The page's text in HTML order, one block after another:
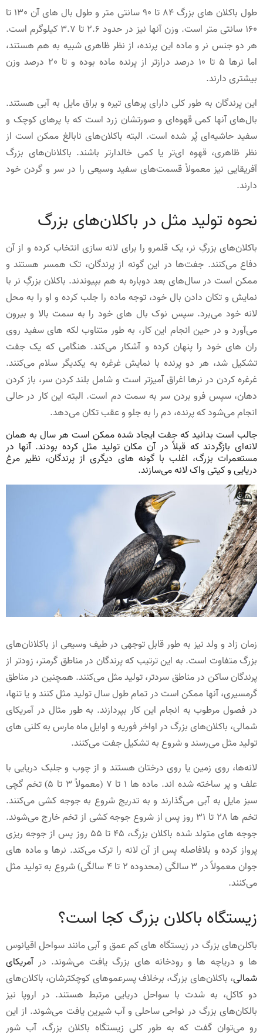
طول باکلان های بزرگ 84 تا 90 سانتی متر و طول بال های آن 130 تا
160 سانتی متر است. وزن آنها نیز در حدود 2.6 تا 3.7 کیلوگرم است.
هر دو جنس نر و ماده این پرنده، از نظر ظاهری شبیه به هم هستند،
اما نرها 5 تا 10 درصد درازتر از پرنده ماده بوده و تا 20 درصد وزن
بیشتری دارند.
این پرندگان به طور کلی دارای پرهای تیره و براق مایل به آبی هستند.
بال‌های آنها کمی قهوه‌ای و صورتشان زرد است که با پرهای کوچک و
سفید حاشیه‌ای پُر شده است. البته باکلان‌های نابالغ ممکن است از
نظر ظاهری، قهوه ای‌تر یا کمی خالدارتر باشند. باکلانان‌های بزرگ
آفریقایی نیز معمولاً قسمت‌های سفید وسیعی را در سر و گردن خود
دارند.
نحوه تولید مثل در باکلان‌های بزرگ
باکلان‌های بزرگِ نر، یک قلمرو را برای لانه سازی انتخاب کرده و از آن
دفاع می‌کنند. جفت‌ها در این گونه از پرندگان، تک ‌همسر هستند و
ممکن است در سال‌های بعد دوباره به هم بپیوندند. باکلان بزرگِ نر با
نمایش و تکان دادن بال خود، توجه ماده را جلب کرده و او را به محل
لانه خود می‌برد. سپس نوک بال های خود را به سمت بالا و بیرون
می‌آورد و در حین انجام این کار، به طور متناوب لکه های سفید روی
ران های خود را پنهان کرده و آشکار می‌کند. هنگامی که یک جفت
تشکیل شد، هر دو پرنده با نمایش غرغره به یکدیگر سلام می‌کنند.
غرغره کردن در نرها اغراق آمیزتر است و شامل بلند کردن سر، باز کردن
دهان، سپس فرو بردن سر به سمت دم است. البته این کار در حالی
انجام می‌شود که پرنده، دم را به جلو و عقب تکان می‌دهد.
جالب است بدانید که جفت ایجاد شده ممکن است هر سال به همان
لانه‌ای بازگردند که قبلاً در آن مکان تولید مثل کرده بودند. آنها در
مستعمرات بزرگ، اغلب با گونه های دیگری از پرندگان، نظیر مرغ
دریایی و کیتی واک لانه می‌سازند.
زمان زاد و ولد نیز به طور قابل توجهی در طیف وسیعی از باکلانان‌های
بزرگ متفاوت است. به این ترتیب که پرندگان در مناطق گرمتر، زودتر از
پرندگان ساکن در مناطق سردتر، تولید مثل می‌کنند. همچنین در مناطق
گرمسیری، آنها ممکن است در تمام طول سال تولید مثل کنند و یا تنها،
در فصول مرطوب به انجام این کار بپردازند. به طور مثال در آمریکای
شمالی، باکلان‌های بزرگ در اواخر فوریه و اوایل ماه مارس به کلنی های
تولید مثل می‌رسند و شروع به تشکیل جفت می‌کنند.
لانه‌ها، روی زمین یا روی درختان هستند و از چوب و جلبک دریایی با
علف و پر ساخته شده اند. ماده ها 1 تا 7 (معمولاً 3 تا 5) تخم گچی
سبز مایل به آبی می‌گذارند و به تدریج شروع به جوجه کشی می‌کنند.
تخم ها 28 تا 31 روز پس از شروع جوجه کشی از تخم خارج می‌شوند.
جوجه های متولد شده باکلان بزرگ، 45 تا 55 روز پس از جوجه ریزی
پرواز کرده و بلافاصله پس از آن لانه را ترک می‌کند. نرها و ماده های
جوان معمولاً در 3 سالگی (محدوده 2 تا 4 سالگی) شروع به تولید مثل
می‌کنند.
زیستگاه باکلان بزرگ کجا است؟
باکلن‌های بزرگ در زیستگاه های کم عمق و آبی مانند سواحل اقیانوس
ها و دریاچه ها و رودخانه های بزرگ یافت می‌شوند. درآمریکای
شمالی، باکلان‌های بزرگ، برخلاف پسرعموهای کوچکترشان، باکلان‌های
دو کاکل، به شدت با سواحل دریایی مرتبط هستند. در اروپا نیز
بالکان‌های بزرگ در نواحی ساحلی و آب شیرین یافت می‌شوند. از این
رو می‌توان گفت که به طور کلی زیستگاه باکلان بزرگ، آب شور